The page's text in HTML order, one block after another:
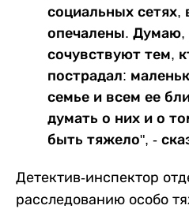
социальных сетях,
опечалены. Думаю,
сочувствуют тем,
пострадал:
семье и всем ее
думать о них и о
быть тяжело", -
Детектив-инспектор
расследованию особо